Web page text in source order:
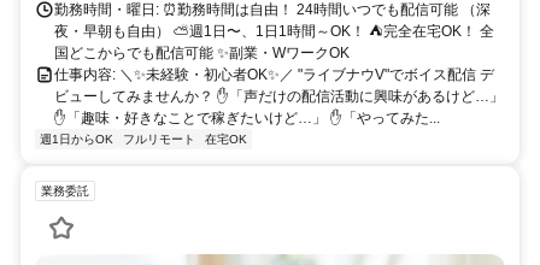
勤務時間・曜日: ⏰勤務時間は自由！ 24時間いつでも配信可能 （深
夜・早朝も自由） ⛅週1日〜、1日1時間～OK！ ⛺完全在宅OK！ 全
国どこからでも配信可能 ✨副業・WワークOK
仕事内容: ＼✨未経験・初心者OK✨／ "ライブナウV"でボイス配信 デ
ビューしてみませんか？ ✋「声だけの配信活動に興味があるけど…」
✋「趣味・好きなことで稼ぎたいけど…」 ✋「やってみた...
週1日からOK フルリモート 在宅OK
業務委託